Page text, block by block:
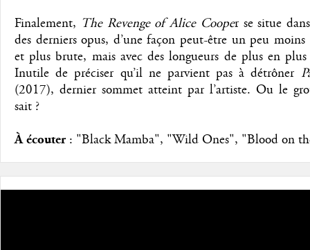
Finalement, The Revenge of Alice Cooper se situe
des derniers opus, d’une façon peut-être un peu moins
et plus brute, mais avec des longueurs de plus en plus
Inutile de préciser qu’il ne parvient pas à détrôner
(2017), dernier sommet atteint par l’artiste. Ou le
sait ?
À écouter : "Black Mamba", "Wild Ones", "Blood on